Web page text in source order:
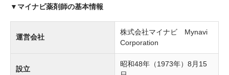
▼マイナビ薬剤師の基本情報
運営会社
株式会社マイナビ Mynavi
Corporation
設立
昭和48年（1973年）8月15